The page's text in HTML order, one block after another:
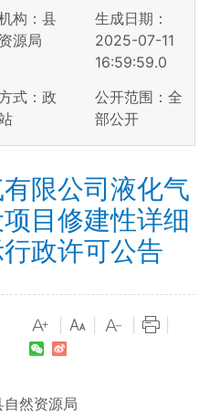
构：县
源局
生成日期：
2025-07-11
16:59:59.0
式：政
公开范围：全
部公开
限公司液化气
目修建性详细
政许可公告
然资源局